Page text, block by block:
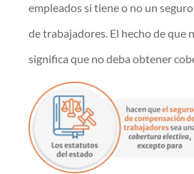
empleados si tiene o no un
de trabajadores. El hecho de que
significa que no deba obtener